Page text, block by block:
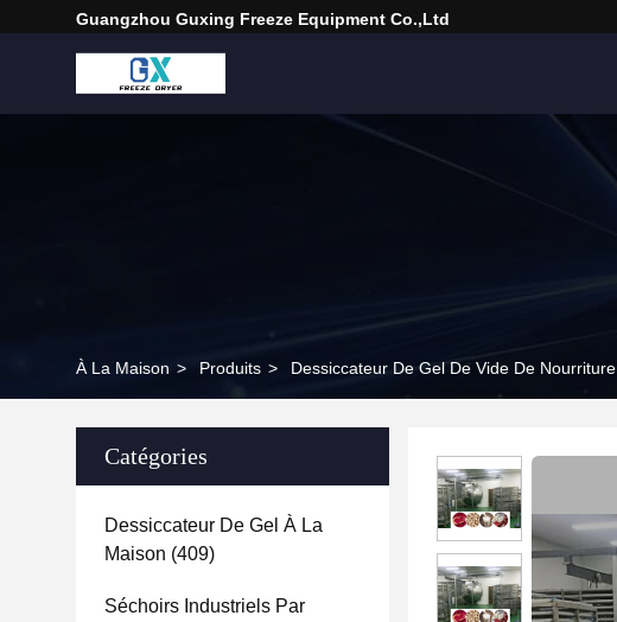
Guangzhou Guxing Freeze Equipment Co.,Ltd
À La Maison > Produits > Dessiccateur De Gel De Vide De Nourriture
Catégories
Dessiccateur De Gel À La
Maison (409)
Séchoirs Industriels Par